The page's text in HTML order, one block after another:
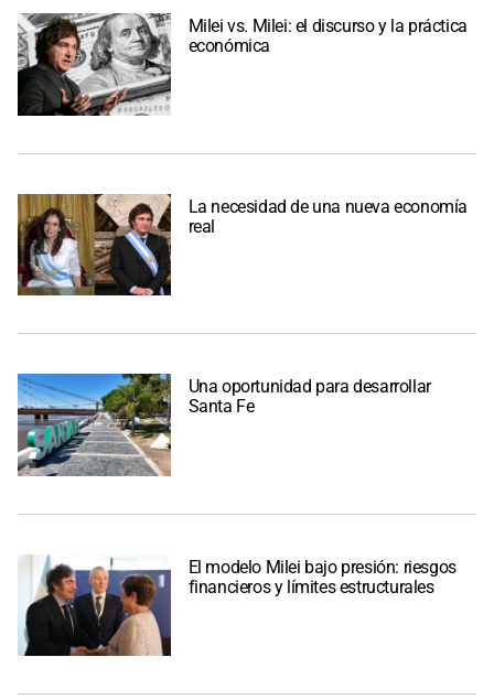
Milei vs. Milei: el discurso y la práctica
económica
La necesidad de una nueva economía
real
Una oportunidad para desarrollar
Santa Fe
El modelo Milei bajo presión: riesgos
financieros y límites estructurales